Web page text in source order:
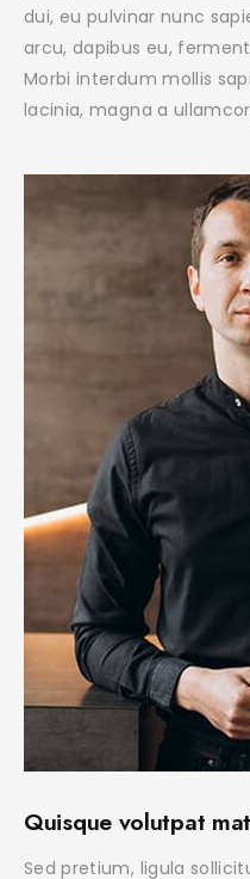
dui, eu pulvinar nunc
arcu, dapibus eu,
Morbi interdum mollis
lacinia, magna a
Quisque volutpat
Sed pretium, ligula